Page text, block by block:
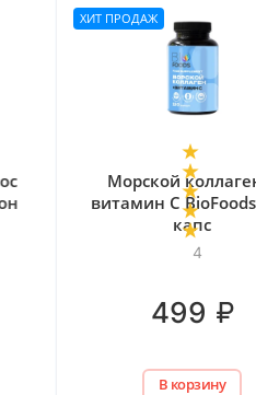
ХИТ ПРОДАЖ
4
Морской
витамин С
капс
499 ₽
В корзину